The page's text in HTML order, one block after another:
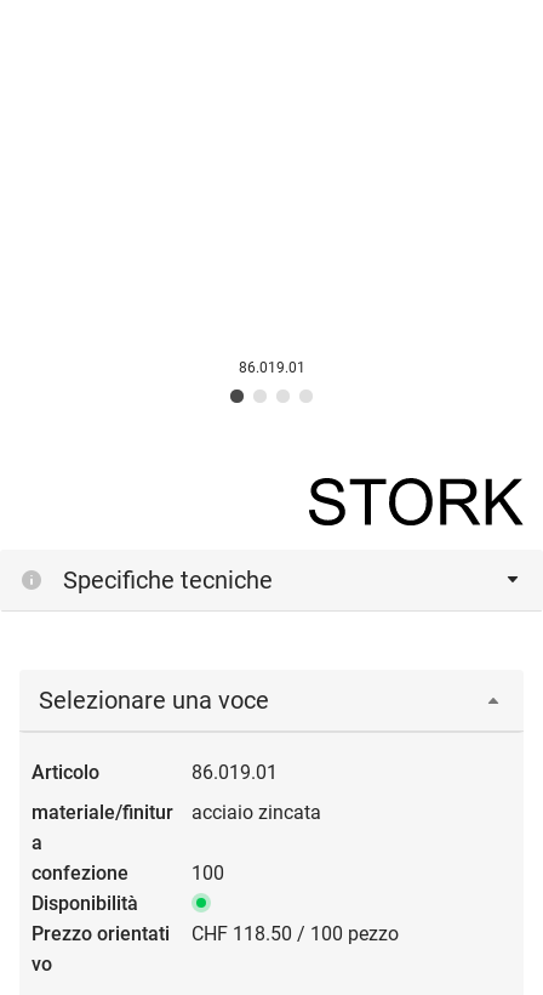
86.019.01
Specifiche tecniche
Selezionare una voce
86.019.01
acciaio zincata
100
CHF 118.50 / 100 pezzo